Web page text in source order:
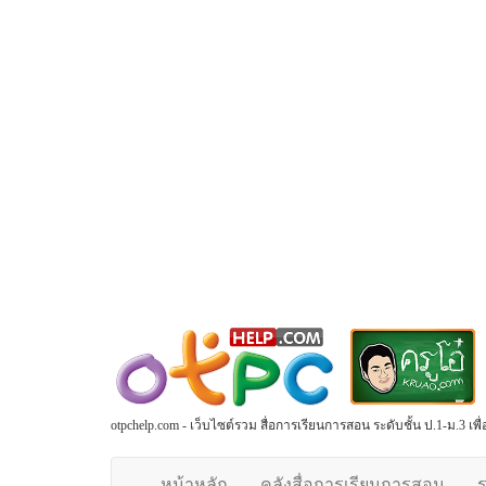
otpchelp.com - เว็บไซต์รวม สื่อการเรียนการสอน ระดับชั้น ป.1-ม.3 เ